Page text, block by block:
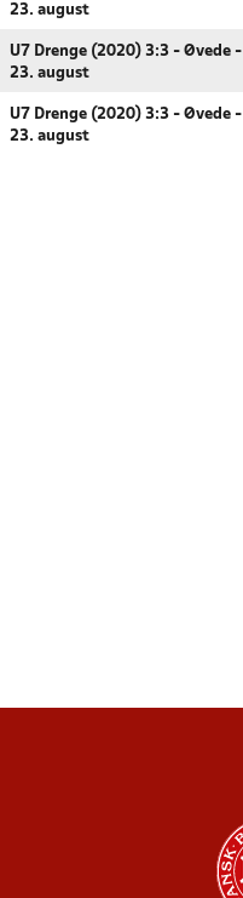
23. august
U7 Drenge (2020) 3:3 - Øvede -
23. august
U7 Drenge (2020) 3:3 - Øvede -
23. august